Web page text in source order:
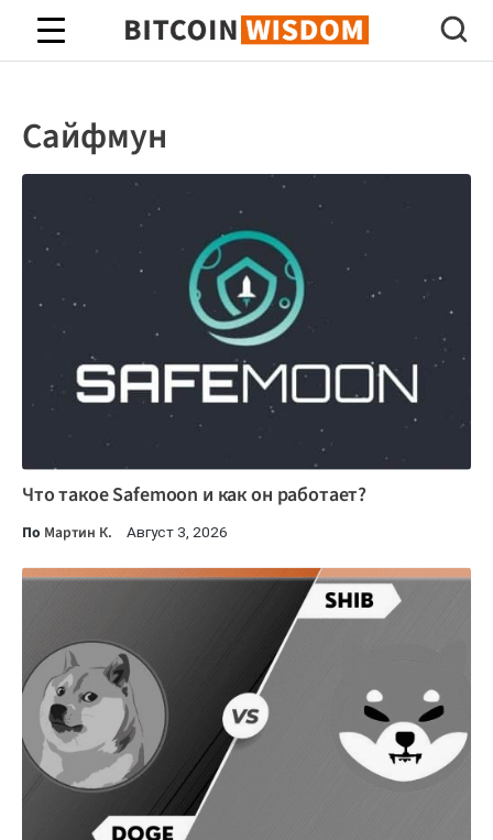
Биткойн Мудрость
Сайфмун
Что такое Safemoon и как он работает?
По Мартин К. Август 3, 2026